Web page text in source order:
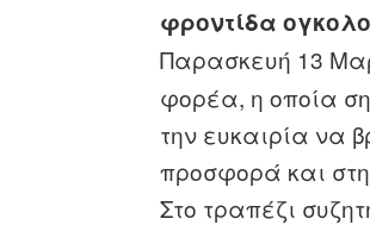
φροντίδα
Παρασκευή 13
φορέα, η οποία
την ευκαιρία να
προσφορά και
Στο τραπέζι